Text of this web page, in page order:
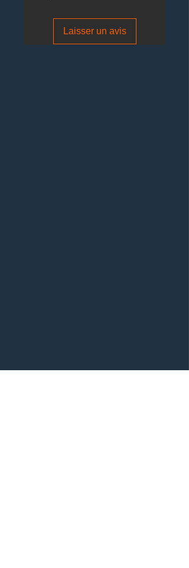
Laisser un avis